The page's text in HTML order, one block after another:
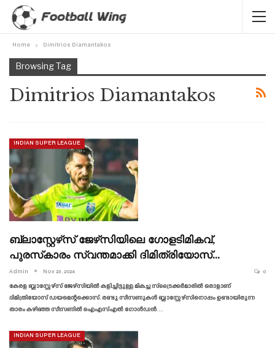
Home Dimitrios Diamantakos
Browsing Tag
Dimitrios Diamantakos
INDIAN SUPER LEAGUE
ബ്ലാസ്റ്റേഴ്‌സ് ജേഴ്‌സിയിലെ ഗോളടിമികവ്,
പുരസ്‌കാരം സ്വന്തമാക്കി ദിമിത്രിയോസ്…
Admin Nov 23, 2024 0
കേരള ബ്ലാസ്റ്റേഴ്‌സ് ജേഴ്‌സിയിൽ കളിച്ചിട്ടുള്ള മികച്ച സ്‌ട്രൈക്കർമാരിൽ ഒരാളാണ്
ദിമിത്രിയോസ് ഡയമെന്റക്കൊസ്. രണ്ടു സീസണുകൾ ബ്ലാസ്റ്റേഴ്‌സിനൊപ്പം ഉണ്ടായിരുന്ന
താരം കഴിഞ്ഞ സീസണിൽ ഐഎസ്എൽ ഗോൾഡൻ…
INDIAN SUPER LEAGUE